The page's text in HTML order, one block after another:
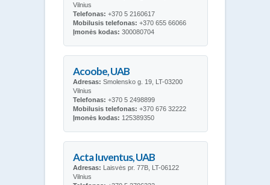
Vilnius
Telefonas: +370 5 2160617
Mobilusis telefonas: +370 655 66066
Įmonės kodas: 300080704
Acoobe, UAB
Adresas: Smolensko g. 19, LT-03200
Vilnius
Telefonas: +370 5 2498899
Mobilusis telefonas: +370 676 32222
Įmonės kodas: 125389350
Acta Iuventus, UAB
Adresas: Laisvės pr. 77B, LT-06122
Vilnius